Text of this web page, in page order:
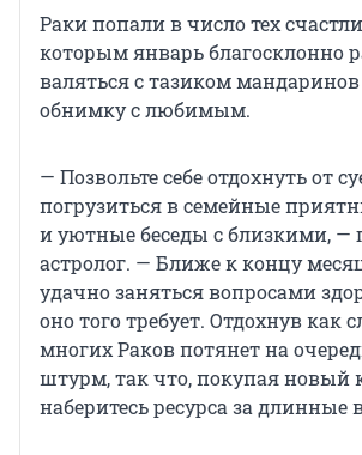
Раки попали в число тех
которым январь благосклонно
валяться с тазиком
обнимку с любимым.
— Позвольте себе отдохнуть от
погрузиться в семейные
и уютные беседы с близкими, —
астролог. — Ближе к концу
удачно заняться вопросами
оно того требует. Отдохнув как
многих Раков потянет на
штурм, так что, покупая новый
наберитесь ресурса за длинные